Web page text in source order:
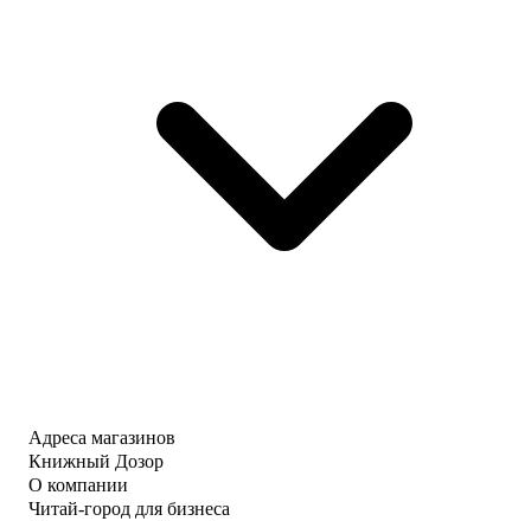
Адреса магазинов
Книжный Дозор
О компании
Читай-город для бизнеса